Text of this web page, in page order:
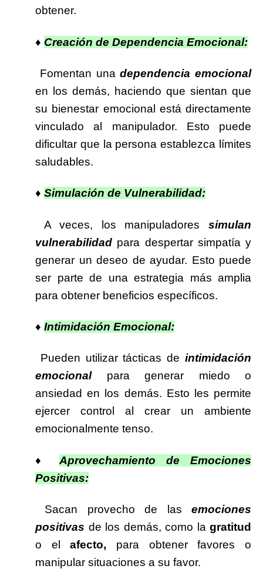
obtener.
♦ Creación de Dependencia Emocional:
Fomentan unadependencia emocional
en los demás, haciendo que sientan que
su bienestar emocional está directamente
vinculado al manipulador. Esto puede
dificultar que la persona establezca límites
saludables.
♦ Simulación de Vulnerabilidad:
A veces, los manipuladores simulan
vulnerabilidad para despertar simpatía y
generar un deseo de ayudar. Esto puede
ser parte de una estrategia más amplia
para obtener beneficios específicos.
♦ Intimidación Emocional:
Pueden utilizar tácticas de intimidación
emocionalpara generar miedo o
ansiedad en los demás. Esto les permite
ejercer control al crear un ambiente
emocionalmente tenso.
♦ Aprovechamiento de Emociones
Positivas:
Sacan provecho de las emociones
positivas de los demás, como la gratitud
o elafecto, para obtener favores o
manipular situaciones a su favor.